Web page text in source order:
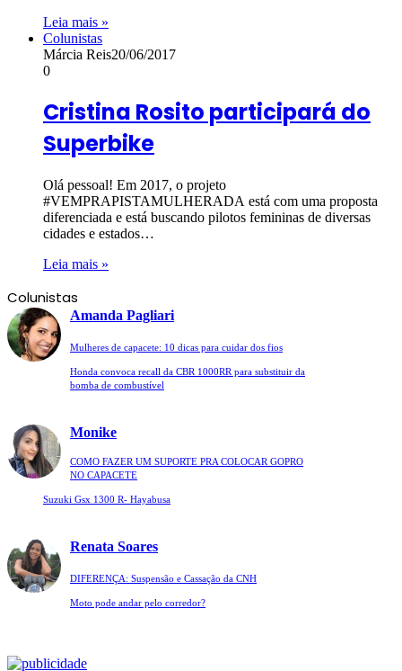
Leia mais »
Colunistas
Márcia Reis20/06/2017
0
Cristina Rosito participará do
Superbike
Olá pessoal! Em 2017, o projeto
#VEMPRAPISTAMULHERADA está com uma proposta
diferenciada e está buscando pilotos femininas de diversas
cidades e estados…
Leia mais »
Colunistas
Amanda Pagliari
Mulheres de capacete: 10 dicas para cuidar dos fios
Honda convoca recall da CBR 1000RR para substituir da
bomba de combustível
Monike
COMO FAZER UM SUPORTE PRA COLOCAR GOPRO
NO CAPACETE
Suzuki Gsx 1300 R- Hayabusa
Renata Soares
DIFERENÇA: Suspensão e Cassação da CNH
Moto pode andar pelo corredor?